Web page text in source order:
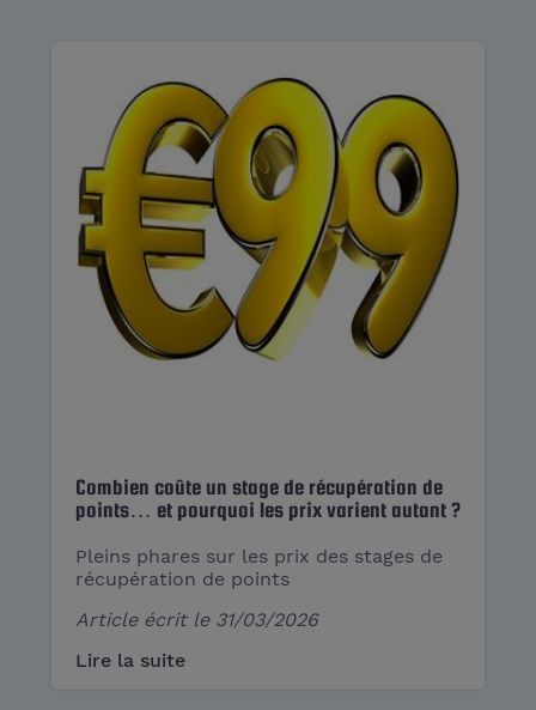
Combien coûte un stage de récupération de
points… et pourquoi les prix varient autant ?
Pleins phares sur les prix des stages de
récupération de points
Article écrit le 31/03/2026
Lire la suite